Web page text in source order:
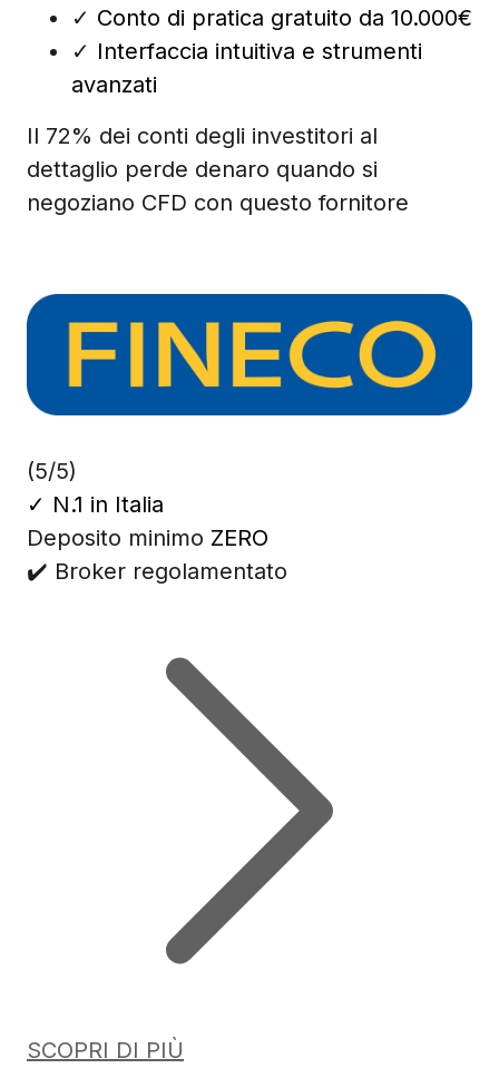
✓ Conto di pratica gratuito da 10.000€
✓ Interfaccia intuitiva e strumenti
avanzati
Il 72% dei conti degli investitori al
dettaglio perde denaro quando si
negoziano CFD con questo fornitore
(5/5)
✓ N.1 in Italia
Deposito minimo ZERO
✔️ Broker regolamentato
SCOPRI DI PIÙ